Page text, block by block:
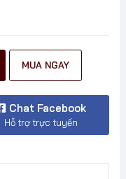
MUA NGAY
Chat Facebook
Hỗ trợ trực tuyến